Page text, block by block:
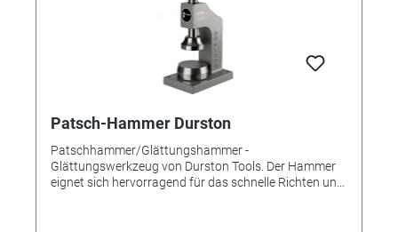
Patsch-Hammer Durston
Patschhammer/Glättungshammer -
Glättungswerkzeug von Durston Tools. Der Hammer
eignet sich hervorragend für das schnelle Richten und